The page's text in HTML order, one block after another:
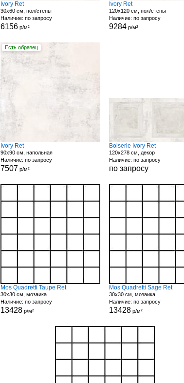
Ivory Ret
30x60 см, пол/стены
Наличие: по запросу
6156р/м²
Ivory Ret
120x120 см, пол/стены
Наличие: по запросу
9284 р/м²
Есть образец
Ivory Ret
90x90 см, напольная
Наличие: по запросу
7507 р/м²
Boiserie Ivory Ret
120x278 см, декор
Наличие: по запросу
по запросу
Mos Quadretti Taupe Ret
30x30 см, мозаика
Наличие: по запросу
13428р/м²
Mos Quadretti Sage Ret
30x30 см, мозаика
Наличие: по запросу
13428 р/м²